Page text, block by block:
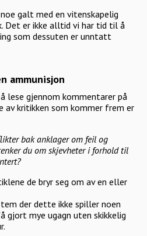
galt med en vitenskapelig
Det er ikke alltid vi har tid til å
som dessuten er unntatt
ammunisjon
lese gjennom kommentarer på
av kritikken som kommer frem er
bak anklager om feil og
du om skjevheter i forhold til
de bryr seg om av en eller
der dette ikke spiller noen
gjort mye ugagn uten skikkelig